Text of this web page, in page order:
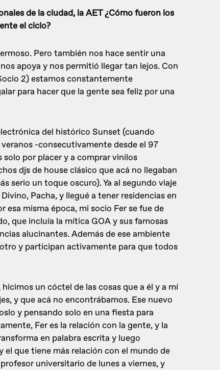
de la ciudad, la AET ¿Cómo fueron los
el ciclo?
Pero también nos hace sentir una
apoya y nos permitió llegar tan lejos. Con
2) estamos constantemente
para hacer que la gente sea feliz por una
del histórico Sunset (cuando
-consecutivamente desde el 97
solo por placer y a comprar vinilos
djs de house clásico que acá no llegaban
serio un toque oscuro). Ya al segundo viaje
Pacha, y llegué a tener residencias en
esa misma época, mi socio Fer se fue de
que incluía la mítica GOA y sus famosas
alucinantes. Además de ese ambiente
y participan activamente para que todos
un cóctel de las cosas que a él y a mí
y que acá no encontrábamos. Ese nuevo
y pensando solo en una fiesta para
Fer es la relación con la gente, y la
en palabra escrita y luego
que tiene más relación con el mundo de
universitario de lunes a viernes, y